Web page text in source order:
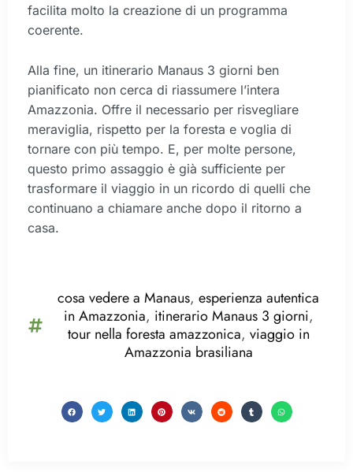
facilita molto la creazione di un programma
coerente.
Alla fine, un itinerario Manaus 3 giorni ben
pianificato non cerca di riassumere l’intera
Amazzonia. Offre il necessario per risvegliare
meraviglia, rispetto per la foresta e voglia di
tornare con più tempo. E, per molte persone,
questo primo assaggio è già sufficiente per
trasformare il viaggio in un ricordo di quelli che
continuano a chiamare anche dopo il ritorno a
casa.
cosa vedere a Manaus, esperienza autentica
in Amazzonia, itinerario Manaus 3 giorni,
tour nella foresta amazzonica, viaggio in
Amazzonia brasiliana